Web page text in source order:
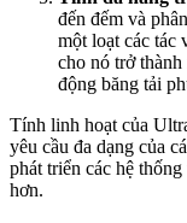
đến đếm và
một loạt các tác
cho nó trở
động băng tải
Tính linh hoạt của
yêu cầu đa dạng của
phát triển các hệ
hơn.